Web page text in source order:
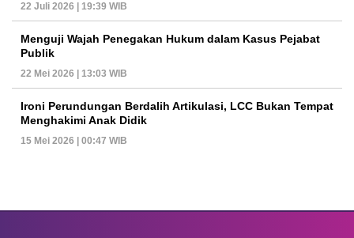
22 Juli 2026 | 19:39 WIB
Menguji Wajah Penegakan Hukum dalam Kasus Pejabat
Publik
22 Mei 2026 | 13:03 WIB
Ironi Perundungan Berdalih Artikulasi, LCC Bukan Tempat
Menghakimi Anak Didik
15 Mei 2026 | 00:47 WIB